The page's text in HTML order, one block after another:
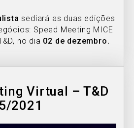
sediará as duas edições
Speed Meeting MICE
no dia 02 de dezembro.
Virtual – T&D
2021